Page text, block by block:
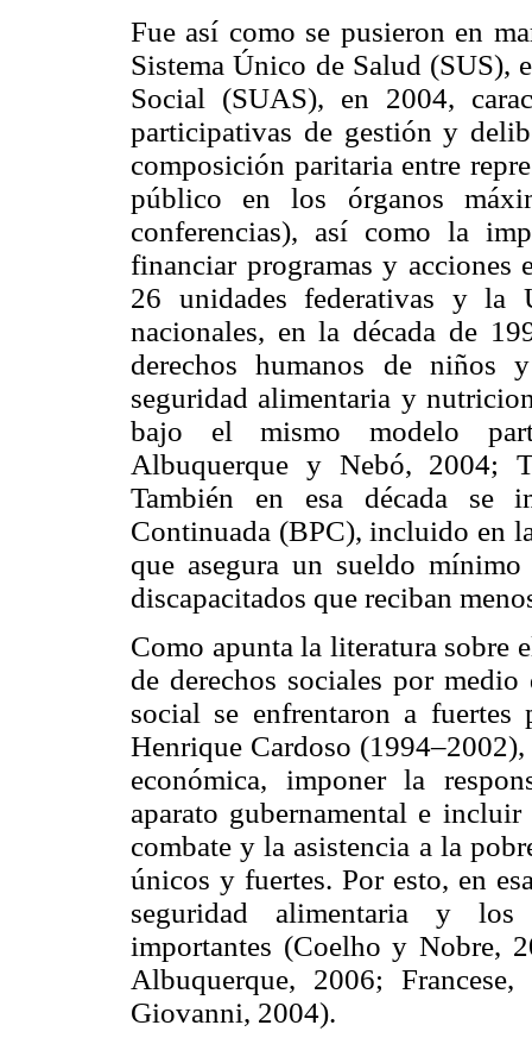
Fue así como se pusieron en
Sistema Único de Salud (SUS),
Social (SUAS), en 2004,
participativas de gestión y
composición paritaria entre
público en los órganos
conferencias), así como la
financiar programas y
26 unidades federativas y la
nacionales, en la década de
derechos humanos de niños
seguridad alimentaria y
bajo el mismo modelo
Albuquerque y Nebó, 2004;
También en esa década se
Continuada (BPC), incluido en
que asegura un sueldo
discapacitados que reciban
Como apunta la literatura sobre
de derechos sociales por
social se enfrentaron a fuertes
Henrique Cardoso
económica, imponer la
aparato gubernamental e
combate y la asistencia a la
únicos y fuertes. Por esto, en
seguridad alimentaria y los
importantes (Coelho y Nobre,
Albuquerque, 2006;
Giovanni, 2004).